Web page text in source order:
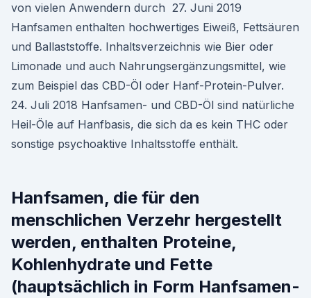
von vielen Anwendern durch 27. Juni 2019
Hanfsamen enthalten hochwertiges Eiweiß, Fettsäuren
und Ballaststoffe. Inhaltsverzeichnis wie Bier oder
Limonade und auch Nahrungsergänzungsmittel, wie
zum Beispiel das CBD-Öl oder Hanf-Protein-Pulver.
24. Juli 2018 Hanfsamen- und CBD-Öl sind natürliche
Heil-Öle auf Hanfbasis, die sich da es kein THC oder
sonstige psychoaktive Inhaltsstoffe enthält.
Hanfsamen, die für den
menschlichen Verzehr hergestellt
werden, enthalten Proteine,
Kohlenhydrate und Fette
(hauptsächlich in Form Hanfsamen-